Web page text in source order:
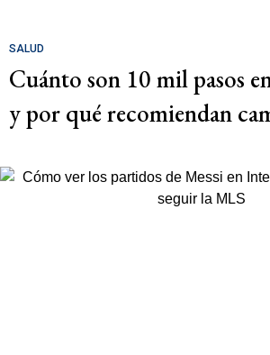
SALUD
Cuánto son 10 mil pasos
y por qué recomiendan